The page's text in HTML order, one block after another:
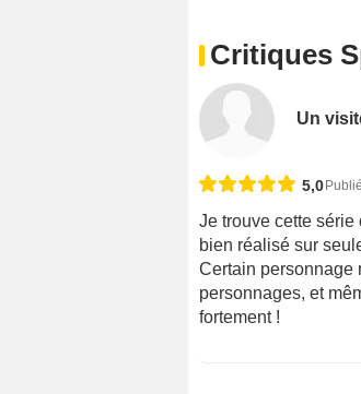
Critiques
Un
5,0
Je trouve cette
bien réalisé sur
Certain personnage
personnages, et
fortement !